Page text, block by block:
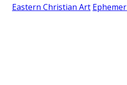
Eastern Christian Art